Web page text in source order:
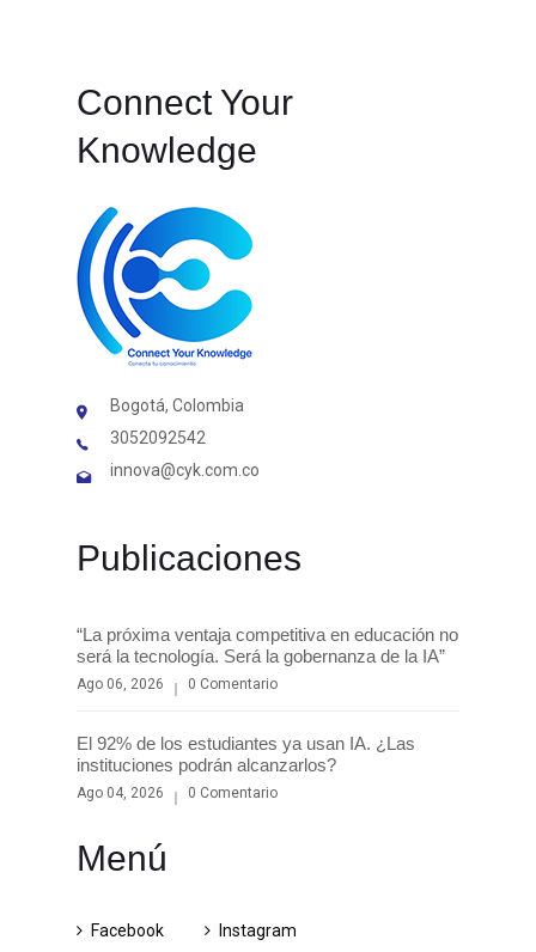
Connect Your
Knowledge
Bogotá, Colombia
3052092542
innova@cyk.com.co
Publicaciones
“La próxima ventaja competitiva en educación no
será la tecnología. Será la gobernanza de la IA”
Ago 06, 2026 0 Comentario
El 92% de los estudiantes ya usan IA. ¿Las
instituciones podrán alcanzarlos?
Ago 04, 2026 0 Comentario
Menú
Facebook Instagram